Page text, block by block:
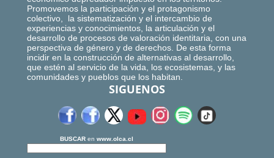
Promovemos la participación y el protagonismo
colectivo, la sistematización y el intercambio de
experiencias y conocimientos, la articulación y el
desarrollo de procesos de valoración identitaria, con una
perspectiva de género y de derechos. De esta forma
incidir en la construcción de alternativas al desarrollo,
que estén al servicio de la vida, los ecosistemas, y las
comunidades y pueblos que los habitan.
SIGUENOS
BUSCAR en www.olca.cl